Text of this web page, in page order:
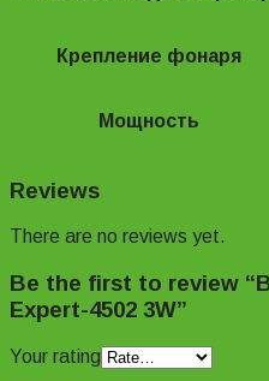
Крепление фонаря
Мощность
Reviews
There are no reviews yet.
Be the first to review
Expert-4502 3W”
Your rating